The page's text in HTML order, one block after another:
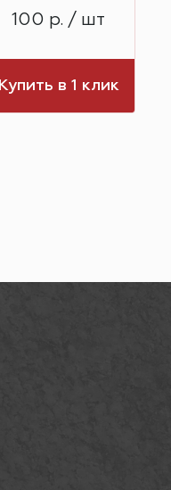
100 р. / шт
Купить в 1 клик